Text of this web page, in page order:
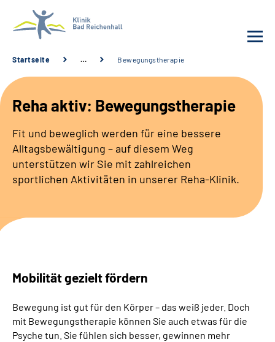
Behandlung
Klinik
Karriere
Häufige Fragen
Patienten-Log-in
Startseite … Bewegungstherapie
Reha aktiv: Bewegungstherapie
Fit und beweglich werden für eine bessere
Alltagsbewältigung – auf diesem Weg
unterstützen wir Sie mit zahlreichen
sportlichen Aktivitäten in unserer Reha-Klinik.
Mobilität gezielt fördern
Bewegung ist gut für den Körper – das weiß jeder. Doch
mit Bewegungstherapie können Sie auch etwas für die
Psyche tun. Sie fühlen sich besser, gewinnen mehr